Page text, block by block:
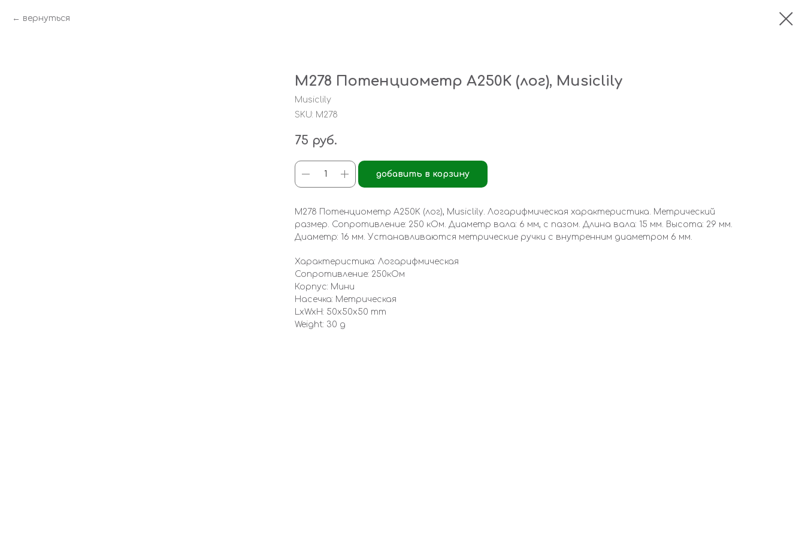
вернуться
M278 Потенциометр A250K (лог), Musiclily
Musiclily
SKU: M278
75 руб.
добавить в корзину
M278 Потенциометр A250K (лог), Musiclily. Логарифмическая характеристика. Метрический
размер. Сопротивление: 250 кОм. Диаметр вала: 6 мм, с пазом. Длина вала: 15 мм. Высота: 29 мм.
Диаметр: 16 мм. Устанавливаются метрические ручки с внутренним диаметром 6 мм.
Характеристика: Логарифмическая
Сопротивление: 250кОм
Корпус: Мини
Насечка: Метрическая
LxWxH: 50x50x50 mm
Weight: 30 g